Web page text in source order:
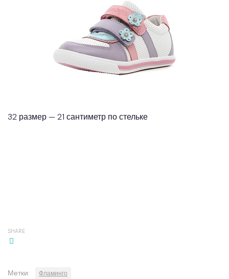
32 размер — 21 сантиметр по стельке
SHARE
Метки: Фламинго